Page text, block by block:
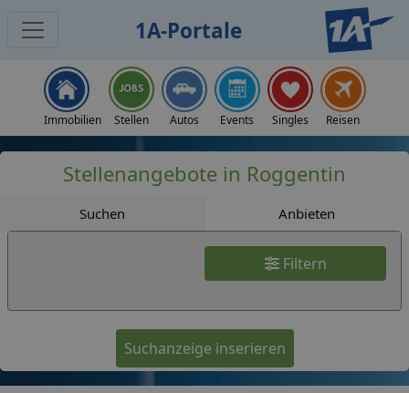
1A-Portale
Immobilien Stellen Autos Events Singles Reisen
Stellenangebote in Roggentin
Suchen Anbieten
Filtern
Suchanzeige inserieren